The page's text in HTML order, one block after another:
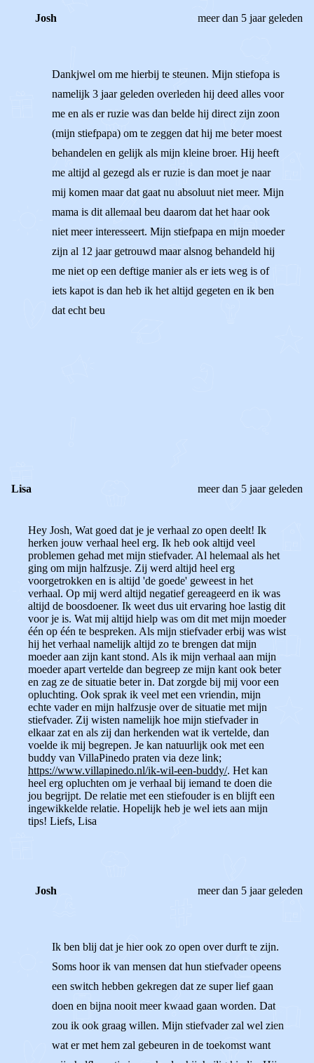
Josh meer dan 5 jaar geleden
Dankjwel om me hierbij te steunen. Mijn stiefopa is
namelijk 3 jaar geleden overleden hij deed alles voor
me en als er ruzie was dan belde hij direct zijn zoon
(mijn stiefpapa) om te zeggen dat hij me beter moest
behandelen en gelijk als mijn kleine broer. Hij heeft
me altijd al gezegd als er ruzie is dan moet je naar
mij komen maar dat gaat nu absoluut niet meer. Mijn
mama is dit allemaal beu daarom dat het haar ook
niet meer interesseert. Mijn stiefpapa en mijn moeder
zijn al 12 jaar getrouwd maar alsnog behandeld hij
me niet op een deftige manier als er iets weg is of
iets kapot is dan heb ik het altijd gegeten en ik ben
dat echt beu
Lisa meer dan 5 jaar geleden
Hey Josh, Wat goed dat je je verhaal zo open deelt! Ik
herken jouw verhaal heel erg. Ik heb ook altijd veel
problemen gehad met mijn stiefvader. Al helemaal als het
ging om mijn halfzusje. Zij werd altijd heel erg
voorgetrokken en is altijd 'de goede' geweest in het
verhaal. Op mij werd altijd negatief gereageerd en ik was
altijd de boosdoener. Ik weet dus uit ervaring hoe lastig dit
voor je is. Wat mij altijd hielp was om dit met mijn moeder
één op één te bespreken. Als mijn stiefvader erbij was wist
hij het verhaal namelijk altijd zo te brengen dat mijn
moeder aan zijn kant stond. Als ik mijn verhaal aan mijn
moeder apart vertelde dan begreep ze mijn kant ook beter
en zag ze de situatie beter in. Dat zorgde bij mij voor een
opluchting. Ook sprak ik veel met een vriendin, mijn
echte vader en mijn halfzusje over de situatie met mijn
stiefvader. Zij wisten namelijk hoe mijn stiefvader in
elkaar zat en als zij dan herkenden wat ik vertelde, dan
voelde ik mij begrepen. Je kan natuurlijk ook met een
buddy van VillaPinedo praten via deze link;
https://www.villapinedo.nl/ik-wil-een-buddy/. Het kan
heel erg opluchten om je verhaal bij iemand te doen die
jou begrijpt. De relatie met een stiefouder is en blijft een
ingewikkelde relatie. Hopelijk heb je wel iets aan mijn
tips! Liefs, Lisa
Josh meer dan 5 jaar geleden
Ik ben blij dat je hier ook zo open over durft te zijn.
Soms hoor ik van mensen dat hun stiefvader opeens
een switch hebben gekregen dat ze super lief gaan
doen en bijna nooit meer kwaad gaan worden. Dat
zou ik ook graag willen. Mijn stiefvader zal wel zien
wat er met hem zal gebeuren in de toekomst want